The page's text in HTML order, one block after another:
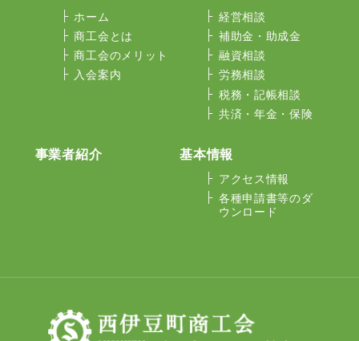
ホーム
商工会とは
商工会のメリット
入会案内
経営相談
補助金・助成金
融資相談
労務相談
税務・記帳相談
共済・年金・保険
事業者紹介 基本情報
アクセス情報
各種申請書等のダ
ウンロード